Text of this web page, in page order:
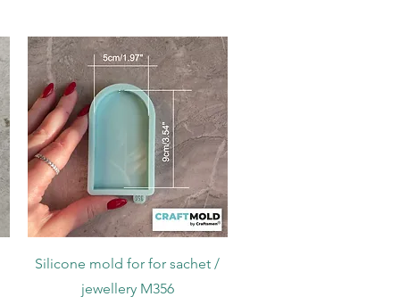
Podgląd
Silicone mold for for sachet /
jewellery M356